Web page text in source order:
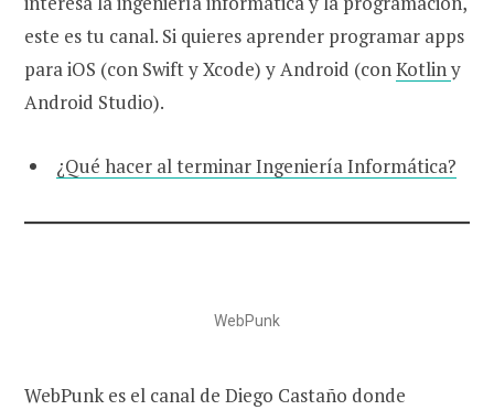
este es tu canal. Si quieres aprender programar apps
para iOS (con Swift y Xcode) y Android (conKotliny
Android Studio).
¿Qué hacer al terminar Ingeniería Informática?
WebPunk
WebPunk es el canal de Diego Castaño donde